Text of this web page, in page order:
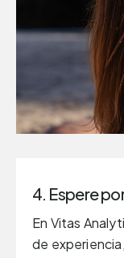
4. Espere
En Vitas
de